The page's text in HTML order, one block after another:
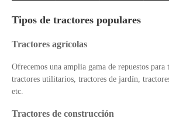
Tipos de tractores populares
Tractores agrícolas
Ofrecemos una amplia gama de repuestos
tractores utilitarios, tractores de jardín,
etc.
Tractores de construcción